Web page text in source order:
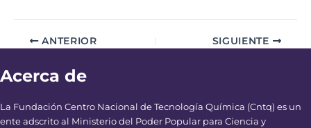
ANTERIOR SIGUIENTE
Acerca de
La Fundación Centro Nacional de Tecnología Química (Cntq) es un
ente adscrito al Ministerio del Poder Popular para Ciencia y